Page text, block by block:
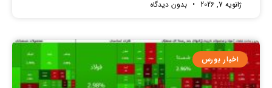
ژانویه 7, 2026 بدون دیدگاه
اخبار بورس